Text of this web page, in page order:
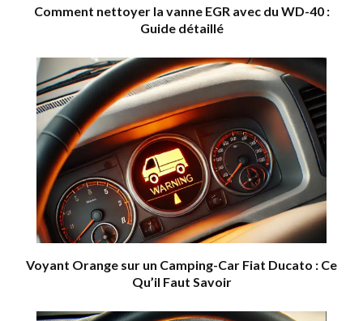
Comment nettoyer la vanne EGR avec du WD-40 :
Guide détaillé
Voyant Orange sur un Camping-Car Fiat Ducato : Ce
Qu’il Faut Savoir